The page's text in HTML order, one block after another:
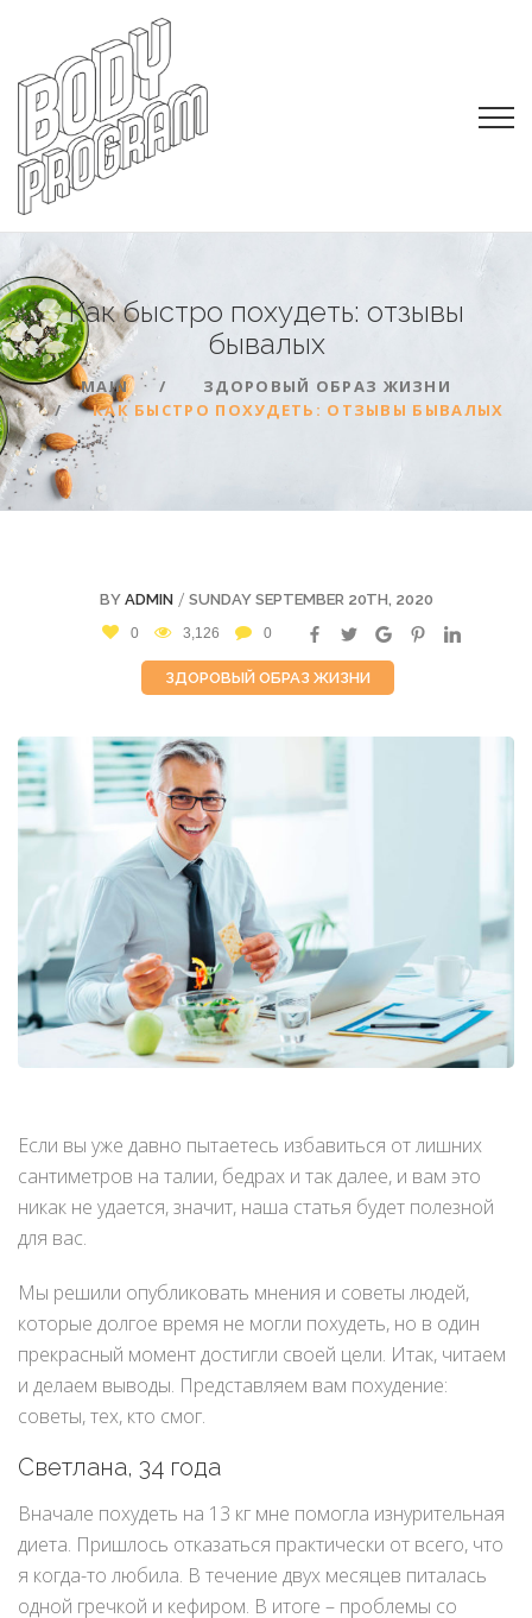
Как быстро похудеть: отзывы
бывалых
MAIN
ЗДОРОВЫЙ ОБРАЗ ЖИЗНИ
КАК БЫСТРО ПОХУДЕТЬ: ОТЗЫВЫ БЫВАЛЫХ
BY ADMIN / SUNDAY SEPTEMBER 20TH, 2020
0 3,126 0
ЗДОРОВЫЙ ОБРАЗ ЖИЗНИ
Если вы уже давно пытаетесь избавиться от лишних
сантиметров на талии, бедрах и так далее, и вам это
никак не удается, значит, наша статья будет полезной
для вас.
Мы решили опубликовать мнения и советы людей,
которые долгое время не могли похудеть, но в один
прекрасный момент достигли своей цели. Итак, читаем
и делаем выводы. Представляем вам похудение:
советы, тех, кто смог.
Светлана, 34 года
Вначале похудеть на 13 кг мне помогла изнурительная
диета. Пришлось отказаться практически от всего, что
я когда-то любила. В течение двух месяцев питалась
одной гречкой и кефиром. В итоге – проблемы со